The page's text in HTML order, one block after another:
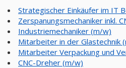
Strategischer Einkäufer im IT
Zerspanungsmechaniker inkl.
Industriemechaniker (m/w)
Mitarbeiter in der Glastechnik
Mitarbeiter Verpackung und
CNC-Dreher (m/w)